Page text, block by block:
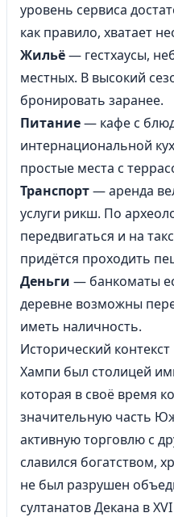
уровень сервиса
как правило, хватает
Жильё— гестхаусы,
местных. В высокий
бронировать заранее.
Питание— кафе с
интернациональной
простые места с
Транспорт— аренда
услуги рикш. По
передвигаться и на
придётся проходить
Деньги — банкоматы
деревне возможны
иметь наличность.
Исторический контекст
Хампи был столицей
которая в своё время
значительную часть
активную торговлю с
славился богатством,
не был разрушен
султанатов Декана в